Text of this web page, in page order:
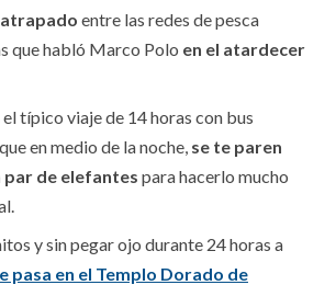
entre las redes de pesca
que habló Marco Polo en el atardecer
típico viaje de 14 horas con bus
en medio de la noche, se te paren
par de elefantes para hacerlo mucho
y sin pegar ojo durante 24 horas a
pasa en el Templo Dorado de